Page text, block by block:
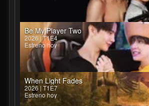
Be My Player Two
2026 | T1E4
Estreno hoy
When Light Fades
2026 | T1E7
Estreno hoy